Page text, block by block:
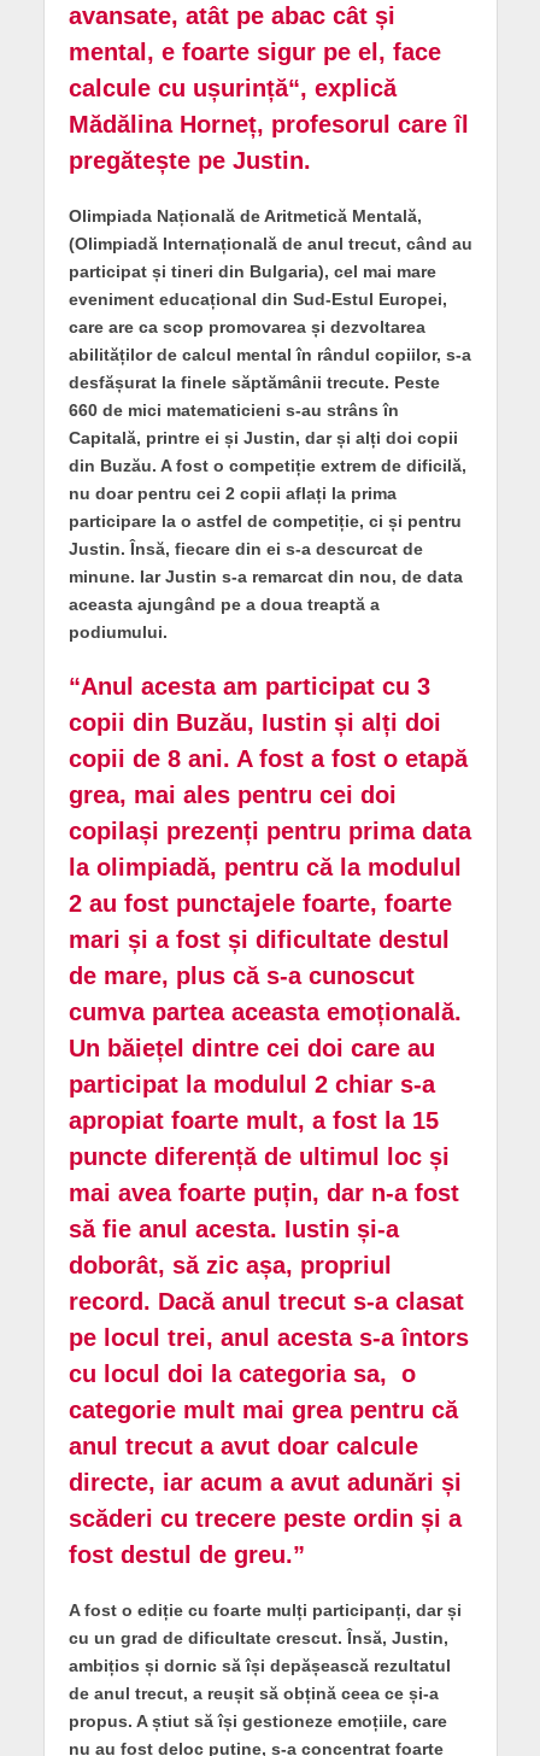
avansate, atât pe abac cât și
mental, e foarte sigur pe el, face
calcule cu ușurință“, explică
Mădălina Horneț, profesorul care îl
pregătește pe Justin.
Olimpiada Națională de Aritmetică Mentală,
(Olimpiadă Internațională de anul trecut, când au
participat și tineri din Bulgaria), cel mai mare
eveniment educațional din Sud-Estul Europei,
care are ca scop promovarea și dezvoltarea
abilităților de calcul mental în rândul copiilor, s-a
desfășurat la finele săptămânii trecute. Peste
660 de mici matematicieni s-au strâns în
Capitală, printre ei și Justin, dar și alți doi copii
din Buzău. A fost o competiție extrem de dificilă,
nu doar pentru cei 2 copii aflați la prima
participare la o astfel de competiție, ci și pentru
Justin. Însă, fiecare din ei s-a descurcat de
minune. Iar Justin s-a remarcat din nou, de data
aceasta ajungând pe a doua treaptă a
podiumului.
“Anul acesta am participat cu 3
copii din Buzău, Iustin și alți doi
copii de 8 ani. A fost a fost o etapă
grea, mai ales pentru cei doi
copilași prezenți pentru prima data
la olimpiadă, pentru că la modulul
2 au fost punctajele foarte, foarte
mari și a fost și dificultate destul
de mare, plus că s-a cunoscut
cumva partea aceasta emoțională.
Un băiețel dintre cei doi care au
participat la modulul 2 chiar s-a
apropiat foarte mult, a fost la 15
puncte diferență de ultimul loc și
mai avea foarte puțin, dar n-a fost
să fie anul acesta. Iustin și-a
doborât, să zic așa, propriul
record. Dacă anul trecut s-a clasat
pe locul trei, anul acesta s-a întors
cu locul doi la categoria sa, o
categorie mult mai grea pentru că
anul trecut a avut doar calcule
directe, iar acum a avut adunări și
scăderi cu trecere peste ordin și a
fost destul de greu.”
A fost o ediție cu foarte mulți participanți, dar și
cu un grad de dificultate crescut. Însă, Justin,
ambițios și dornic să își depășească rezultatul
de anul trecut, a reușit să obțină ceea ce și-a
propus. A știut să își gestioneze emoțiile, care
nu au fost deloc puține, s-a concentrat foarte